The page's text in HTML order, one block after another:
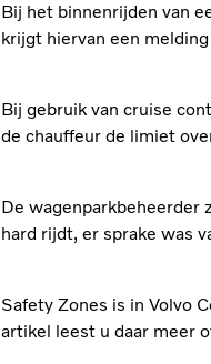
Bij het binnenrijden van
krijgt hiervan een
Bij gebruik van cruise
de chauffeur de limiet
De wagenparkbeheerder
hard rijdt, er sprake was
Safety Zones is in Volvo
artikel leest u daar meer